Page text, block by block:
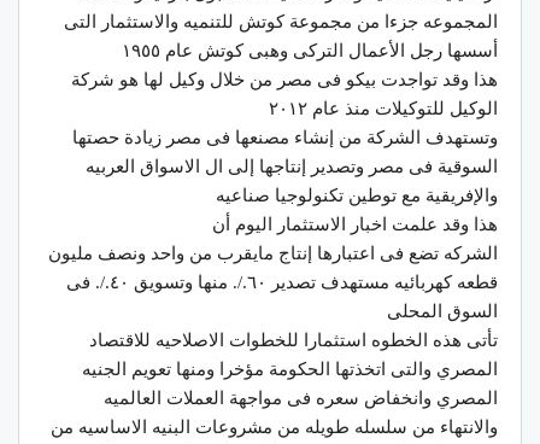
المجموعه جزءا من مجموعة كوتش للتنميه والاستثمار التى
أسسها رجل الأعمال التركى وهبى كوتش عام ١٩٥٥
هذا وقد تواجدت بيكو فى مصر من خلال وكيل لها هو شركة
الوكيل للتوكيلات منذ عام ٢٠١٢
وتستهدف الشركة من إنشاء مصنعها فى مصر زيادة حصتها
السوقية فى مصر وتصدير إنتاجها إلى ال الاسواق العربيه
والإفريقية مع توطين تكنولوجيا صناعيه
هذا وقد علمت اخبار الاستثمار اليوم أن
الشركه تضع فى اعتبارها إنتاج مايقرب من واحد ونصف مليون
قطعه كهربائيه مستهدف تصدير ٦٠./. منها وتسويق ٤٠./. فى
السوق المحلى
تأتى هذه الخطوه استثمارا للخطوات الاصلاحيه للاقتصاد
المصري والتى اتخذتها الحكومة مؤخرا ومنها تعويم الجنيه
المصري وانخفاض سعره فى مواجهة العملات العالميه
والانتهاء من سلسله طويله من مشروعات البنيه الاساسيه من